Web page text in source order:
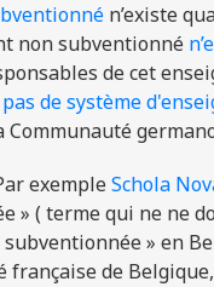
n’existe
non subventionné
de cet
de système
exempleSchola
» ( terme qui ne ne
» en
française de